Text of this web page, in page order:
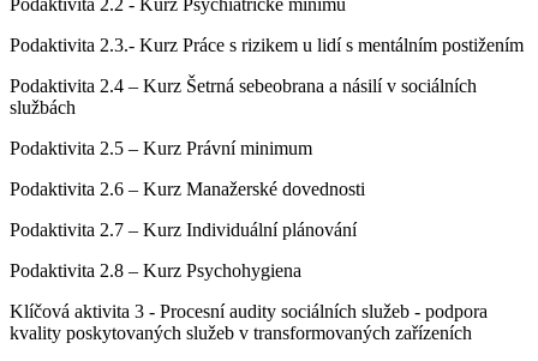
Podaktivita 2.3.- Kurz Práce s rizikem u lidí s mentálním postižením
Podaktivita 2.4 – Kurz Šetrná sebeobrana a násilí v sociálních
službách
Podaktivita 2.5 – Kurz Právní minimum
Podaktivita 2.6 – Kurz Manažerské dovednosti
Podaktivita 2.7 – Kurz Individuální plánování
Podaktivita 2.8 – Kurz Psychohygiena
Klíčová aktivita 3 - Procesní audity sociálních služeb - podpora
kvality poskytovaných služeb v transformovaných zařízeních